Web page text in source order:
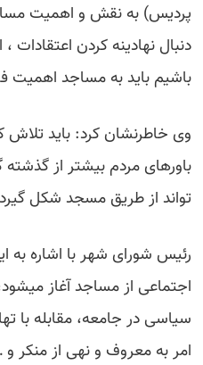
پردیس) به نقش و اهمیت
دنبال نهادینه کردن اعتقادات
باشیم باید به مساجد اهمیت
وی خاطرنشان کرد: باید تلاش
باورهای مردم بیشتر از گذشته
تواند از طریق مسجد شکل گیرد.
رئیس شورای شهر با اشاره به
امر به معروف و نهی از منکر